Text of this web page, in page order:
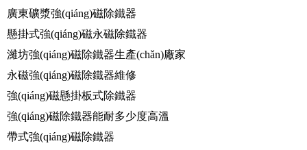
廣東礦漿強(qiáng)磁除鐵器
懸掛式強(qiáng)磁永磁除鐵器
濰坊強(qiáng)磁除鐵器生產(chǎn)廠家
永磁強(qiáng)磁除鐵器維修
強(qiáng)磁懸掛板式除鐵器
強(qiáng)磁除鐵器能耐多少度高溫
帶式強(qiáng)磁除鐵器